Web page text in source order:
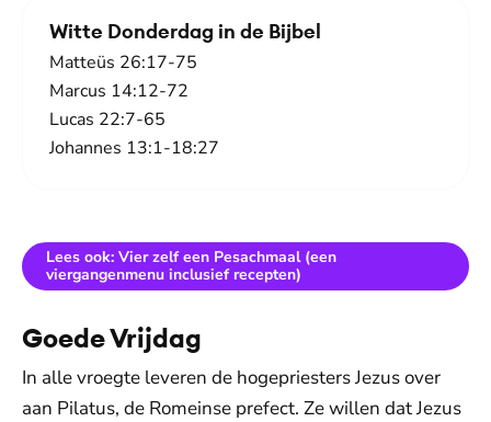
Witte Donderdag in de Bijbel
Matteüs 26:17-75
Marcus 14:12-72
Lucas 22:7-65
Johannes 13:1-18:27
Lees ook: Vier zelf een Pesachmaal (een
viergangenmenu inclusief recepten)
Goede Vrijdag
In alle vroegte leveren de hogepriesters Jezus over
aan Pilatus, de Romeinse prefect. Ze willen dat Jezus